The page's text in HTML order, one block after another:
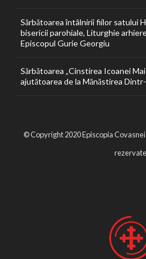
Sărbătoarea întâlnirii fiilor satului
bisericii parohiale, Liturghie
Episcopul Gurie Georgiu
Sărbătoarea „Cinstirea Icoanei
ajutătoarea de la Mănăstirea Dintr-
© Copyright 2020 Episcopia